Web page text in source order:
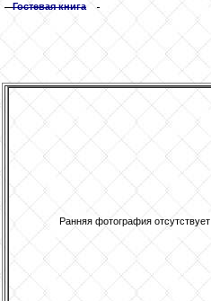
Гостевая книга
Ранняя фотография отсутствует